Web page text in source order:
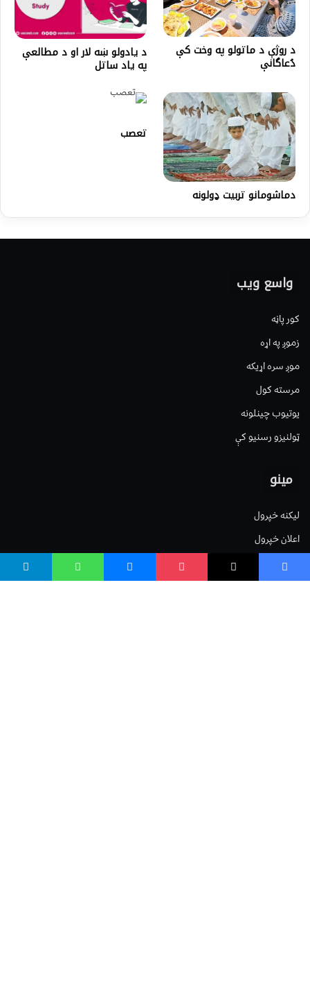
د روژې د ماتولو په وخت کې
دُعاگانې
د یادولو ښه لار او د مطالعې
په یاد ساتل
دماشومانو تربیت ډولونه
تعصب
واسع ویب
کور پاڼه
زموږ په اړه
موږ سره اړیکه
مرسته کول
یوتیوب چینلونه
ټولنیزو رسنیو کې
مینو
لیکنه خپرول
اعلان خپرول
لیکنې رپوټ